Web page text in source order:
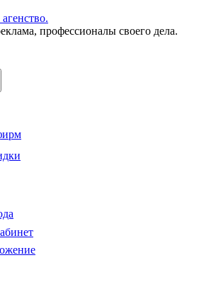
профессионалы своего дела.